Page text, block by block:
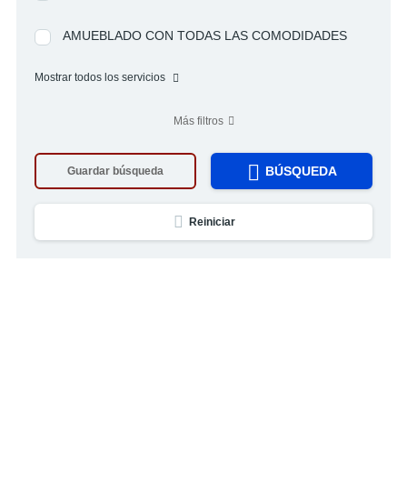
AMUEBLADO CON TODAS LAS COMODIDADES
Mostrar todos los servicios
Más filtros
Guardar búsqueda BÚSQUEDA
Reiniciar